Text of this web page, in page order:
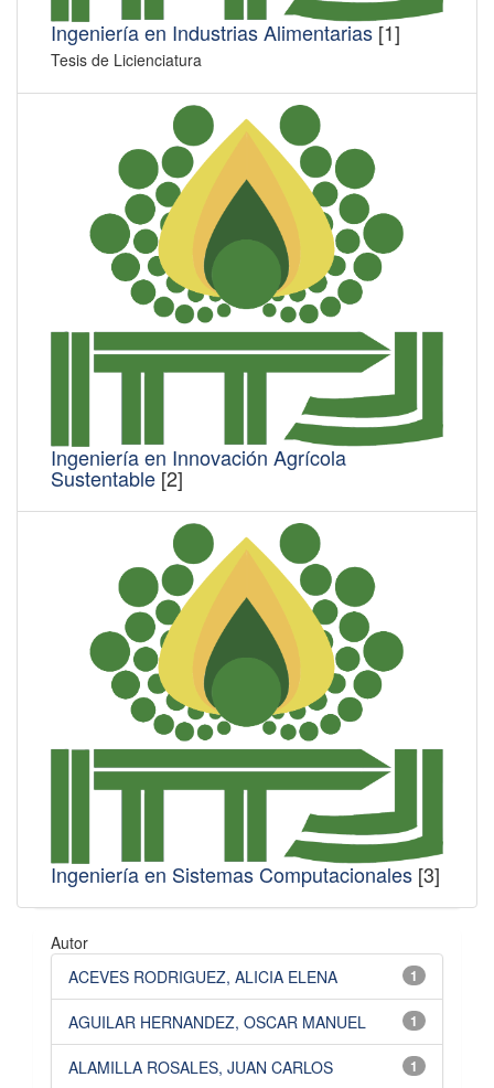
Ingeniería en Industrias Alimentarias [1]
Tesis de Licienciatura
Ingeniería en Innovación Agrícola
Sustentable [2]
Ingeniería en Sistemas Computacionales [3]
Autor
1
ACEVES RODRIGUEZ, ALICIA ELENA
1
AGUILAR HERNANDEZ, OSCAR MANUEL
1
ALAMILLA ROSALES, JUAN CARLOS